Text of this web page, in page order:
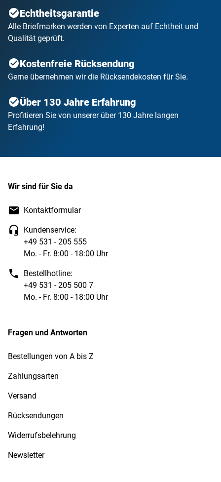
Echtheitsgarantie
Alle Briefmarken werden von Experten auf Echtheit und
Qualität geprüft.
Kostenfreie Rücksendung
Gerne übernehmen wir die Rücksendekosten für Sie.
Über 130 Jahre Erfahrung
Profitieren Sie von unserer über 130 Jahre langen
Erfahrung!
Wir sind für Sie da
Kontaktformular
Kundenservice:
+49 531 - 205 555
Mo. - Fr. 8:00 - 18:00 Uhr
Bestellhotline:
+49 531 - 205 500 7
Mo. - Fr. 8:00 - 18:00 Uhr
Fragen und Antworten
Bestellungen von A bis Z
Zahlungsarten
Versand
Rücksendungen
Widerrufsbelehrung
Newsletter